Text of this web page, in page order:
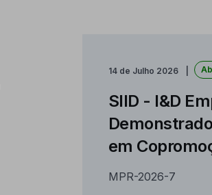
14 de Julho 2026
SIID - I&D
em
MPR-2026-7